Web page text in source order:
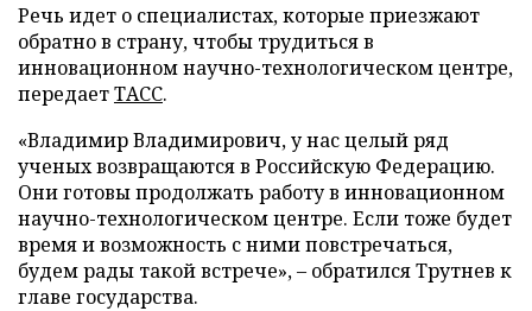
Речь идет о специалистах, которые приезжают
обратно в страну, чтобы трудиться в
инновационном научно-технологическом центре,
передаетТАСС.
«Владимир Владимирович, у нас целый ряд
ученых возвращаются в Российскую Федерацию.
Они готовы продолжать работу в инновационном
научно-технологическом центре. Если тоже будет
время и возможность с ними повстречаться,
будем рады такой встрече», – обратился Трутнев к
главе государства.